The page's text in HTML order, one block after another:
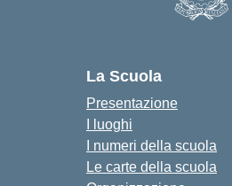
La Scuola
Presentazione
I luoghi
I numeri della scuola
Le carte della scuola